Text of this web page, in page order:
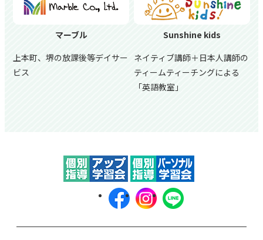
マーブル
上本町、堺の放課後等デイサー
ビス
Sunshine kids
ネイティブ講師＋日本人講師の
ティームティーチングによる
「英語教室」